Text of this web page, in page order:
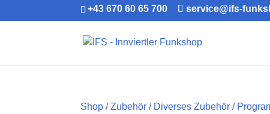
+43 670 60 65 700 service@ifs-
Shop /Zubehör / Diverses Zubehör /